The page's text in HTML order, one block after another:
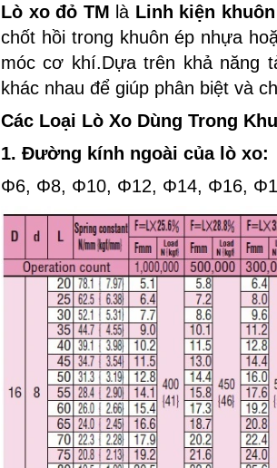
Lò xo đỏ TM là Linh kiện
chốt hồi trong khuôn ép nhựa
móc cơ khí.Dựa trên khả năng
khác nhau để giúp phân biệt và
Các Loại Lò Xo Dùng Trong
1. Đường kính ngoài của lò xo:
​​Φ6, Φ8, Φ10, Φ12, Φ14, Φ16,